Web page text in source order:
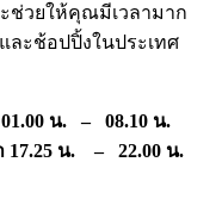
ช่วยให้คุณมีเวลามาก
ละช้อปปิ้งในประเทศ
01.00 น. – 08.10 น.
17.25 น. – 22.00 น.